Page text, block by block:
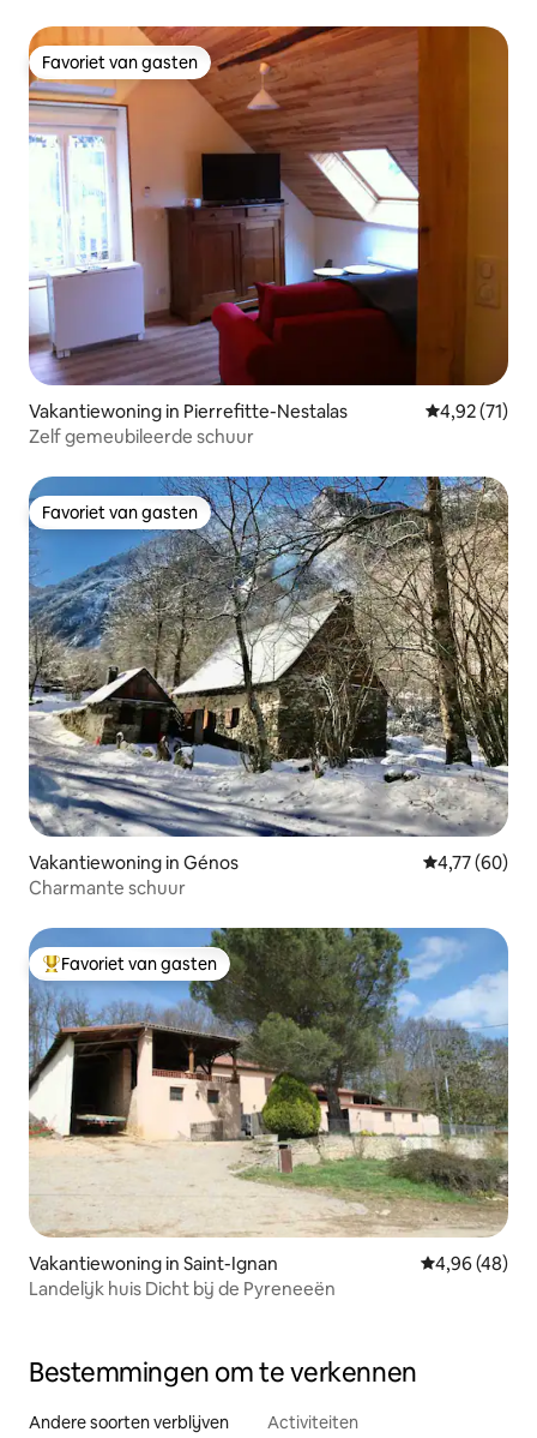
Favoriet van gasten
Favoriet van gasten
Vakantiewoning in Pierrefitte-Nestalas Gemiddelde
4,92 (71)
Zelf gemeubileerde schuur
Favoriet van gasten
Favoriet van gasten
Vakantiewoning in Génos Gemiddelde
4,77 (60)
Charmante schuur
Topfavoriet van gasten
Favoriet van gasten
Vakantiewoning in Saint-Ignan Gemiddelde
4,96 (48)
Landelijk huis Dicht bij de Pyreneeën
Bestemmingen om te verkennen
Andere soorten verblijven Activiteiten